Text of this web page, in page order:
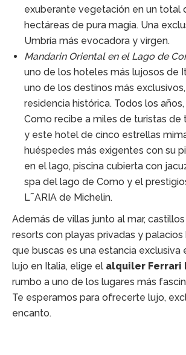
exuberante vegetación en un total
hectáreas de pura magia. Una
Umbría más evocadora y virgen.
Mandarin Oriental en el Lago de
uno de los hoteles más lujosos de
uno de los destinos más
residencia histórica. Todos los
Como recibe a miles de turistas de
y este hotel de cinco estrellas
huéspedes más exigentes con su
en el lago, piscina cubierta con
spa del lago de Como y el
L˜ARIA de Michelin.
Además de villas junto al mar,
resorts con playas privadas y palacios
que buscas es una estancia exclusiva
lujo en Italia, elige el alquiler Ferrari
rumbo a uno de los lugares más
Te esperamos para ofrecerte lujo,
encanto.